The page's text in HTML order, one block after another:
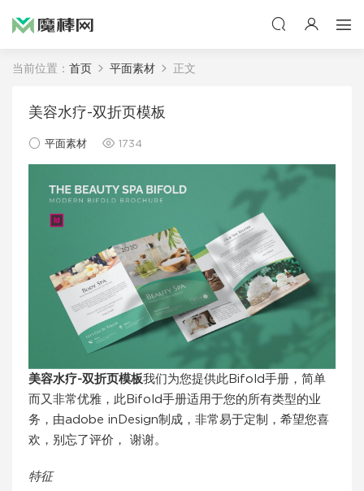
当前位置： 首页 平面素材 正文
美容水疗-双折页模板
平面素材 1734
美容水疗-双折页模板我们为您提供此Bifold手册，简单
而又非常优雅，此Bifold手册适用于您的所有类型的业
务，由adobe inDesign制成，非常易于定制，希望您喜
欢，别忘了评价， 谢谢。
特征